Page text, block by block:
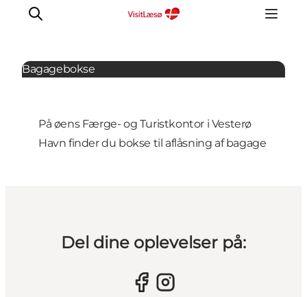
Turistkontor
Bagagebokse
På øens Færge- og Turistkontor i Vesterø
Havn finder du bokse til aflåsning af bagage
Del dine oplevelser på: